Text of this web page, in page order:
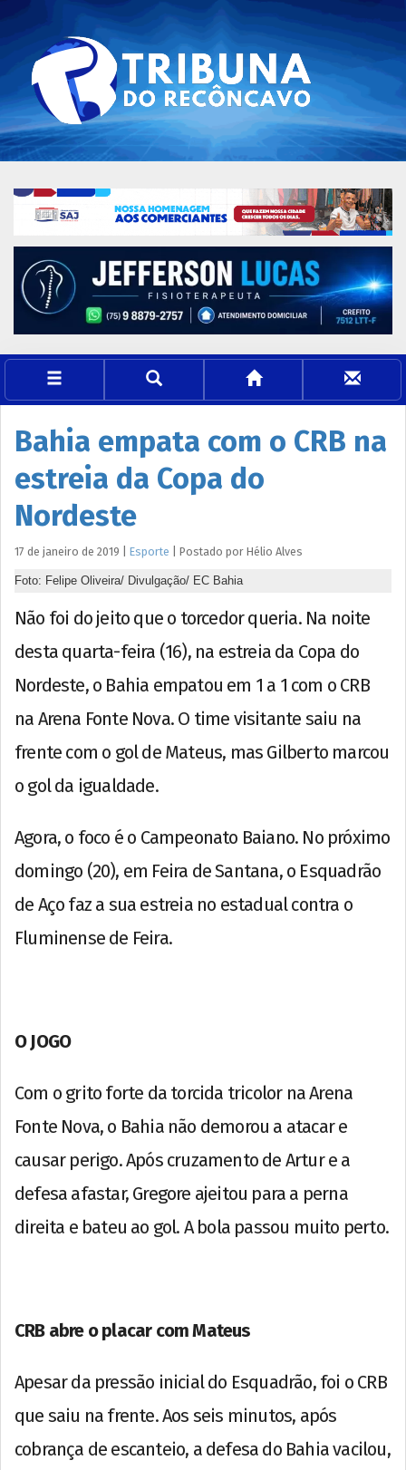
Bahia empata com o CRB na
estreia da Copa do
Nordeste
17 de janeiro de 2019 Esporte Postado por Hélio Alves
Foto: Felipe Oliveira/ Divulgação/ EC Bahia
Não foi do jeito que o torcedor queria. Na noite
desta quarta-feira (16), na estreia da Copa do
Nordeste, o Bahia empatou em 1 a 1 com o CRB
na Arena Fonte Nova. O time visitante saiu na
frente com o gol de Mateus, mas Gilberto marcou
o gol da igualdade.
Agora, o foco é o Campeonato Baiano. No próximo
domingo (20), em Feira de Santana, o Esquadrão
de Aço faz a sua estreia no estadual contra o
Fluminense de Feira.
O JOGO
Com o grito forte da torcida tricolor na Arena
Fonte Nova, o Bahia não demorou a atacar e
causar perigo. Após cruzamento de Artur e a
defesa afastar, Gregore ajeitou para a perna
direita e bateu ao gol. A bola passou muito perto.
CRB abre o placar com Mateus
Apesar da pressão inicial do Esquadrão, foi o CRB
que saiu na frente. Aos seis minutos, após
cobrança de escanteio, a defesa do Bahia vacilou,